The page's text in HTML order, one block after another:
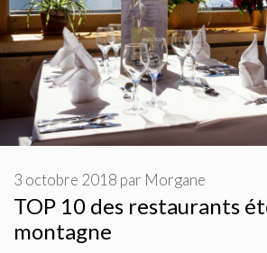
TOP 10 des restaurants
montagne
3 octobre 2018 par Morgane